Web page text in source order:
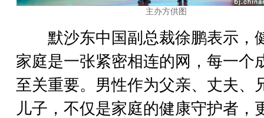
主办方供图
默沙东中国副总裁徐鹏表示，
家庭是一张紧密相连的网，每一个
至关重要。男性作为父亲、丈夫、
儿子，不仅是家庭的健康守护者，